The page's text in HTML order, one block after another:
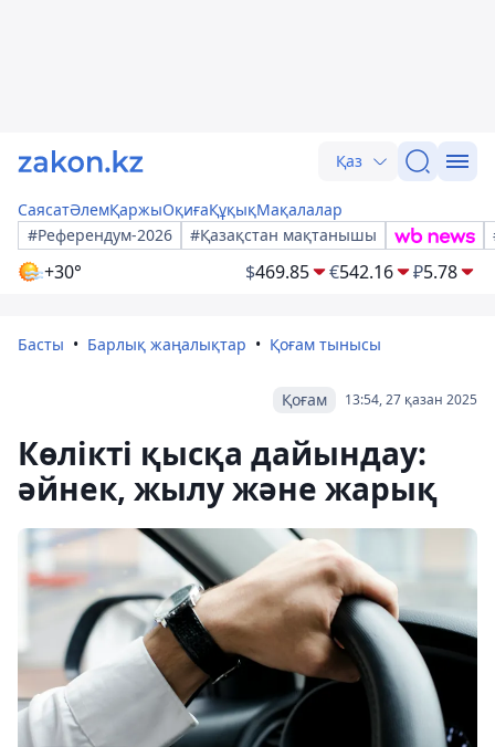
Қаз
СаясатӘлемҚаржыОқиғаҚұқықМақалалар
#Референдум-2026
#Қазақстан мақтанышы
+30° $469.85 €542.16 ₽5.78
Басты Барлық жаңалықтар Қоғам тынысы
13:54, 27 қазан 2025
Қоғам
Көлікті қысқа дайындау:
әйнек, жылу және жарық